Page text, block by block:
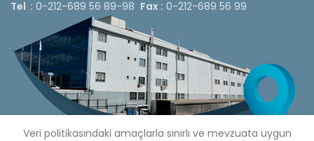
Tel : 0-212-689 56 89-98 Fax : 0-212-689 56 99
Veri politikasındaki amaçlarla sınırlı ve mevzuata uygun